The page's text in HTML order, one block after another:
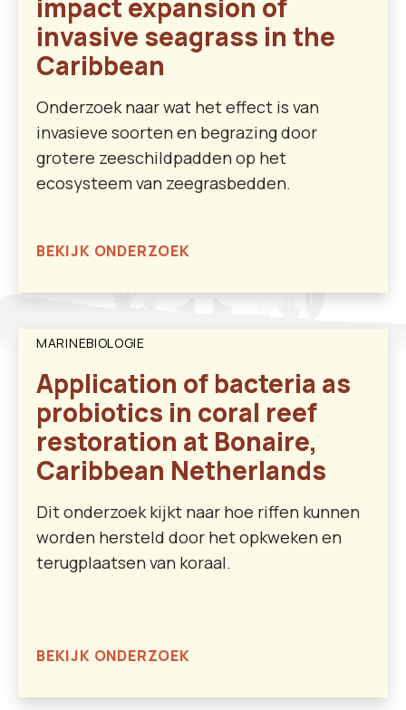
impact expansion of
invasive seagrass in the
Caribbean
Onderzoek naar wat het effect is van
invasieve soorten en begrazing door
grotere zeeschildpadden op het
ecosysteem van zeegrasbedden.
BEKIJK ONDERZOEK
MARINEBIOLOGIE
Application of bacteria as
probiotics in coral reef
restoration at Bonaire,
Caribbean Netherlands
Dit onderzoek kijkt naar hoe riffen kunnen
worden hersteld door het opkweken en
terugplaatsen van koraal.
BEKIJK ONDERZOEK